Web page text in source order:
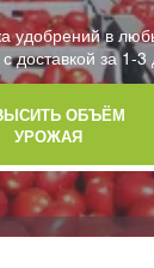
удобрений в
доставкой за 1-3
ОБЪЁМ
УРОЖАЯ